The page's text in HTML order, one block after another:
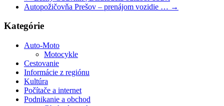
Autopožičovňa Prešov – prenájom vozidie … →
Kategórie
Auto-Moto
Motocykle
Cestovanie
Informácie z regiónu
Kultúra
Počítače a internet
Podnikanie a obchod